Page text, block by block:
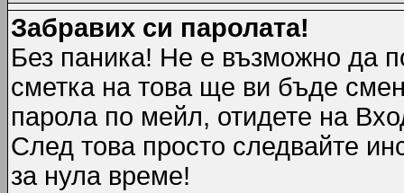
Забравих си паролата!
Без паника! Не е възможно да
сметка на това ще ви бъде
парола по мейл, отидете на
След това просто следвайте
за нула време!